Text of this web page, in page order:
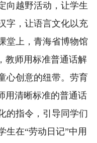
向越野活动，让学生
字，让语言文化以充
堂上，青海省博物馆
教师用标准普通话解
心创意的纽带。劳育
用清晰标准的普通话
的指令，引导同学们
生在“劳动日记”中用